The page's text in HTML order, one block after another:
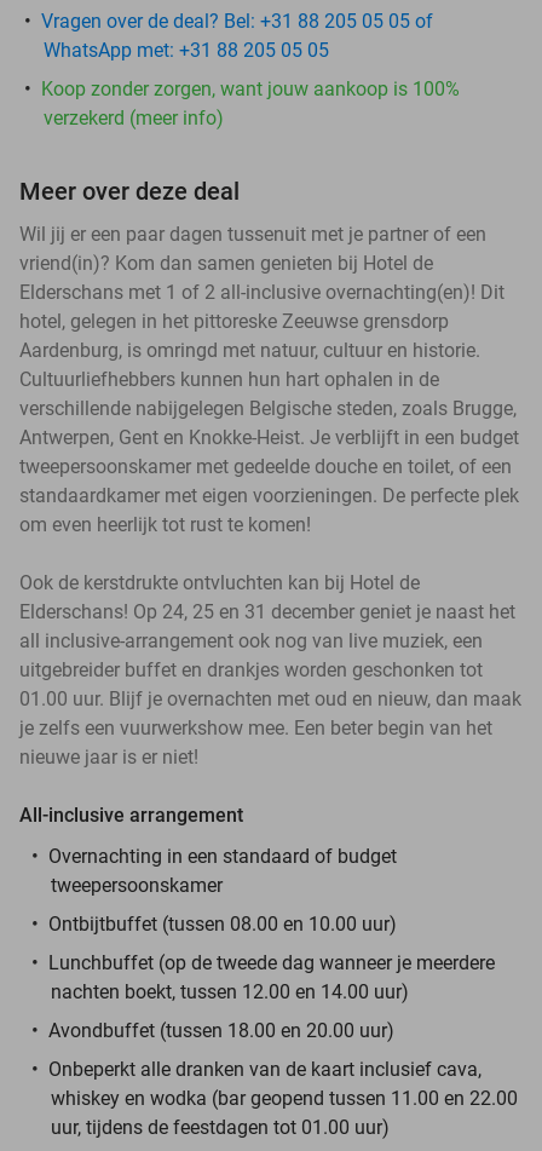
Vragen over de deal? Bel: +31 88 205 05 05 of
WhatsApp met: +31 88 205 05 05
Koop zonder zorgen, want jouw aankoop is 100%
verzekerd (meer info)
Meer over deze deal
Wil jij er een paar dagen tussenuit met je partner of een
vriend(in)? Kom dan samen genieten bij Hotel de
Elderschans met 1 of 2 all-inclusive overnachting(en)! Dit
hotel, gelegen in het pittoreske Zeeuwse grensdorp
Aardenburg, is omringd met natuur, cultuur en historie.
Cultuurliefhebbers kunnen hun hart ophalen in de
verschillende nabijgelegen Belgische steden, zoals Brugge,
Antwerpen, Gent en Knokke-Heist. Je verblijft in een budget
tweepersoonskamer met gedeelde douche en toilet, of een
standaardkamer met eigen voorzieningen. De perfecte plek
om even heerlijk tot rust te komen!
Ook de kerstdrukte ontvluchten kan bij Hotel de
Elderschans! Op 24, 25 en 31 december geniet je naast het
all inclusive-arrangement ook nog van live muziek, een
uitgebreider buffet en drankjes worden geschonken tot
01.00 uur. Blijf je overnachten met oud en nieuw, dan maak
je zelfs een vuurwerkshow mee. Een beter begin van het
nieuwe jaar is er niet!
All-inclusive arrangement
Overnachting in een standaard of budget
tweepersoonskamer
Ontbijtbuffet (tussen 08.00 en 10.00 uur)
Lunchbuffet (op de tweede dag wanneer je meerdere
nachten boekt, tussen 12.00 en 14.00 uur)
Avondbuffet (tussen 18.00 en 20.00 uur)
Onbeperkt alle dranken van de kaart inclusief cava,
whiskey en wodka (bar geopend tussen 11.00 en 22.00
uur, tijdens de feestdagen tot 01.00 uur)